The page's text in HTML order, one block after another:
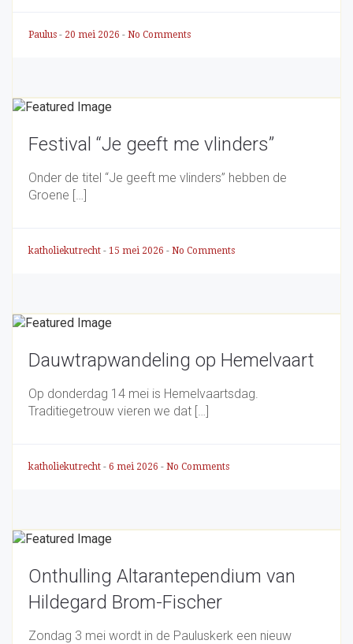
Paulus - 20 mei 2026 - No Comments
Festival “Je geeft me vlinders”
Onder de titel “Je geeft me vlinders” hebben de
Groene […]
katholiekutrecht - 15 mei 2026 - No Comments
Dauwtrapwandeling op Hemelvaart
Op donderdag 14 mei is Hemelvaartsdag.
Traditiegetrouw vieren we dat […]
katholiekutrecht - 6 mei 2026 - No Comments
Onthulling Altarantependium van
Hildegard Brom-Fischer
Zondag 3 mei wordt in de Pauluskerk een nieuw